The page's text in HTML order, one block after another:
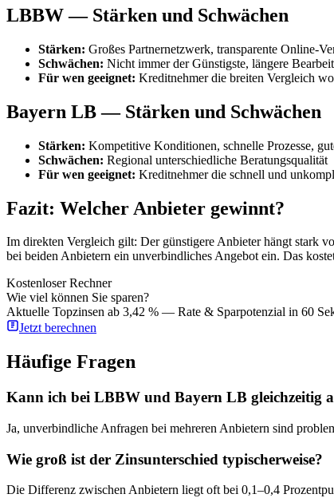
LBBW — Stärken und Schwächen
Stärken: Großes Partnernetzwerk, transparente Online-
Schwächen: Nicht immer der Günstigste, längere
Für wen geeignet: Kreditnehmer die breiten Vergleich
Bayern LB — Stärken und Schwächen
Stärken: Kompetitive Konditionen, schnelle Prozesse,
Schwächen: Regional unterschiedliche Beratungsqualität
Für wen geeignet: Kreditnehmer die schnell und
Fazit: Welcher Anbieter gewinnt?
Im direkten Vergleich gilt: Der günstigere Anbieter hängt stark
bei beiden Anbietern ein unverbindliches Angebot ein. Das
Kostenloser Rechner
Wie viel können Sie sparen?
Aktuelle Topzinsen ab 3,42 % — Rate & Sparpotenzial in 60
Jetzt berechnen
Häufige Fragen
Kann ich bei LBBW und Bayern LB gleichzeitig
Ja, unverbindliche Anfragen bei mehreren Anbietern sind
Wie groß ist der Zinsunterschied typischerweise?
Die Differenz zwischen Anbietern liegt oft bei 0,1–0,4